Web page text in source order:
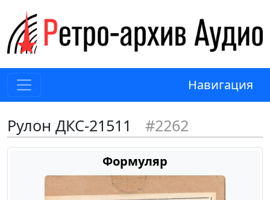
Навигация
Рулон ДКС-21511 #2262
Формуляр